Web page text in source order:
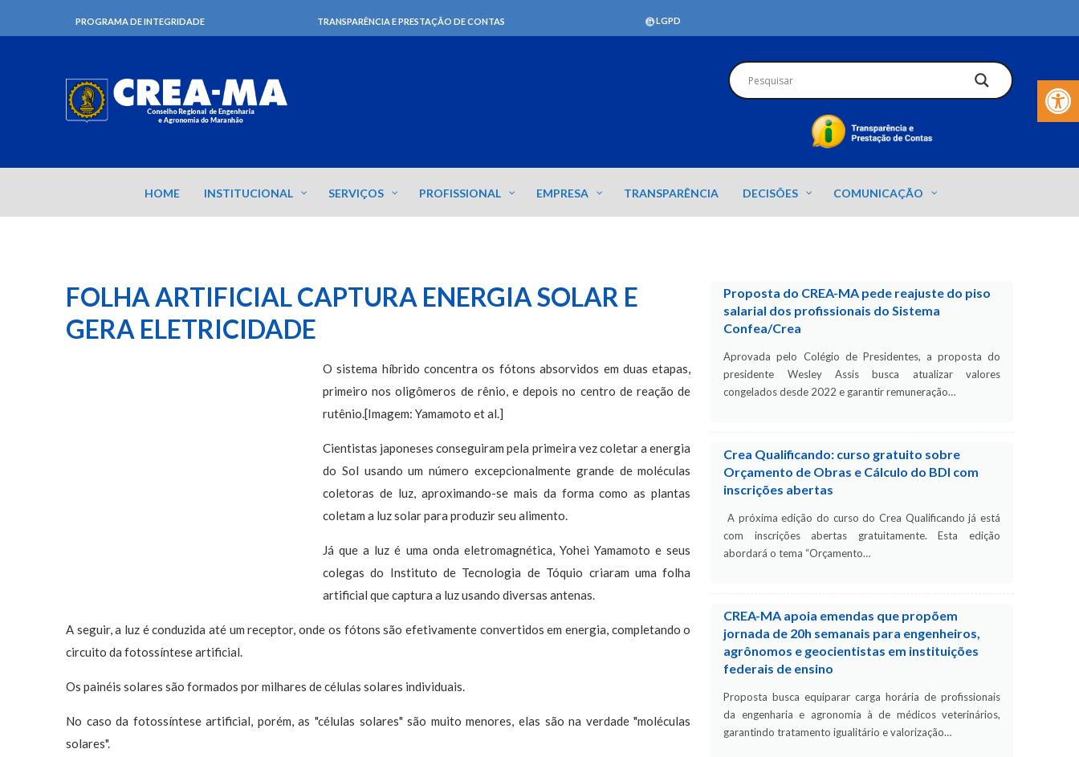
Barra de
PROGRAMA DE INTEGRIDADE TRANSPARÊNCIA E PRESTAÇÃO DE CONTAS LGPD
HOME INSTITUCIONAL SERVIÇOS PROFISSIONAL EMPRESA TRANSPARÊNCIA DECISÕES COMUNICAÇÃO
FOLHA ARTIFICIAL CAPTURA ENERGIA SOLAR E
GERA ELETRICIDADE
O sistema híbrido concentra os fótons absorvidos em duas etapas,
primeiro nos oligômeros de rênio, e depois no centro de reação de
rutênio.[Imagem: Yamamoto et al.]
Cientistas japoneses conseguiram pela primeira vez coletar a energia
do Sol usando um número excepcionalmente grande de moléculas
coletoras de luz, aproximando-se mais da forma como as plantas
coletam a luz solar para produzir seu alimento.
Já que a luz é uma onda eletromagnética, Yohei Yamamoto e seus
colegas do Instituto de Tecnologia de Tóquio criaram uma folha
artificial que captura a luz usando diversas antenas.
A seguir, a luz é conduzida até um receptor, onde os fótons são efetivamente convertidos em energia, completando o
circuito da fotossíntese artificial.
Os painéis solares são formados por milhares de células solares individuais.
No caso da fotossíntese artificial, porém, as "células solares" são muito menores, elas são na verdade "moléculas
solares".
Proposta do CREA-MA pede reajuste do piso
salarial dos profissionais do Sistema
Confea/Crea
Aprovada pelo Colégio de Presidentes, a proposta do
presidente Wesley Assis busca atualizar valores
congelados desde 2022 e garantir remuneração…
Crea Qualificando: curso gratuito sobre
Orçamento de Obras e Cálculo do BDI com
inscrições abertas
A próxima edição do curso do Crea Qualificando já está
com inscrições abertas gratuitamente. Esta edição
abordará o tema “Orçamento…
CREA-MA apoia emendas que propõem
jornada de 20h semanais para engenheiros,
agrônomos e geocientistas em instituições
federais de ensino
Proposta busca equiparar carga horária de profissionais
da engenharia e agronomia à de médicos veterinários,
garantindo tratamento igualitário e valorização…